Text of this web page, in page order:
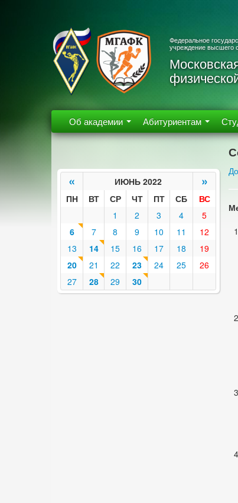
Федеральное
учреждение высшего
Об академии Абитуриентам
« ИЮНЬ 2022 »
ПН ВТ СР ЧТ ПТ СБ
ВС
1
2 3 4
5
6
7 8 9 10 11
12
13
14 15 16 17 18
19
20
21 22 23 24 25
26
27
28 29 30